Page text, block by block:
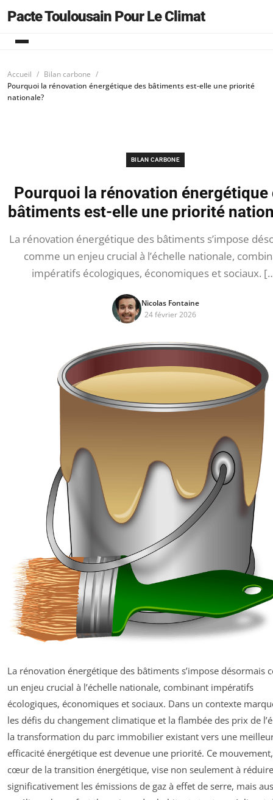
Pacte Toulousain Pour Le Climat
Accueil
Bilan carbone
Pourquoi la rénovation énergétique des bâtiments est-elle une priorité
nationale?
BILAN CARBONE
Pourquoi la rénovation énergétique
bâtiments est-elle une priorité
La rénovation énergétique des bâtiments s’impose
comme un enjeu crucial à l’échelle nationale,
impératifs écologiques, économiques et sociaux.
Nicolas Fontaine
24 février 2026
La rénovation énergétique des bâtiments s’impose désormais
un enjeu crucial à l’échelle nationale, combinant impératifs
écologiques, économiques et sociaux. Dans un contexte
les défis du changement climatique et la flambée des prix de
la transformation du parc immobilier existant vers une
efficacité énergétique est devenue une priorité. Ce
cœur de la transition énergétique, vise non seulement à réduire
significativement les émissions de gaz à effet de serre, mais